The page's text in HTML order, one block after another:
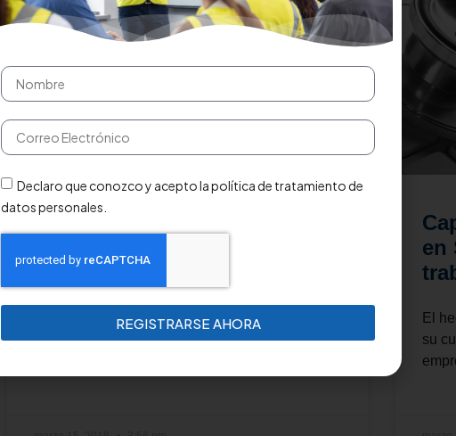
Perfilograma
Desde el componente de Seguridad y Salud en
el trabajo, el perfilograma se define como una
en
El
su
Declaro que conozco y acepto la política de tratamiento de
datos personales.
REGISTRARSE AHORA